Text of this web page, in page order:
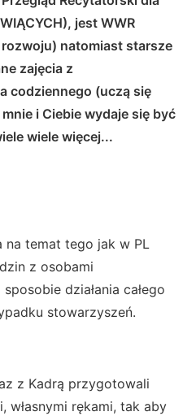
jest WWR
natomiast starsze
zajęcia z
codziennego (uczą się
i Ciebie wydaje się być
wiele więcej...
na temat tego jak w PL
z osobami
działania całego
stowarzyszeń.
z Kadrą przygotowali
własnymi rękami, tak aby